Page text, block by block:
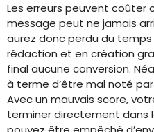
Les erreurs peuvent coûter
message peut ne jamais
aurez donc perdu du
rédaction et en création
final aucune conversion.
à terme d’être mal noté
Avec un mauvais score,
terminer directement dans